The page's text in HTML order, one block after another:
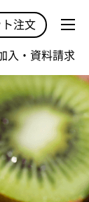
ト注文
入・資料請求